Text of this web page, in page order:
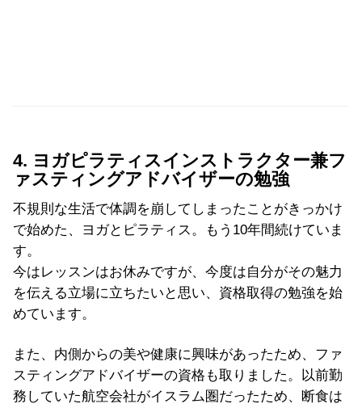
4. ヨガピラティスインストラクター兼フ
ァスティングアドバイザーの勉強
不規則な生活で体調を崩してしまったことがきっかけ
で始めた、ヨガとピラティス。もう10年間続けていま
す。
今はレッスンはお休みですが、今度は自分がその魅力
を伝える立場に立ちたいと思い、資格取得の勉強を始
めています。
また、内側からの美や健康に興味があったため、ファ
スティングアドバイザーの資格も取りました。以前勤
務していた航空会社がイスラム圏だったため、断食は